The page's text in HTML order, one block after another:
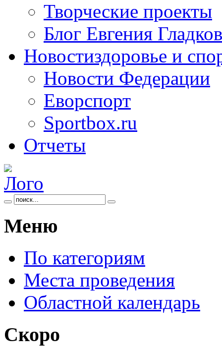
Творческие проекты
Блог Евгения
Новостиздоровье и
Новости Федерации
Еворспорт
Sportbox.ru
Отчеты
Меню
По категориям
Места проведения
Областной календарь
Скоро